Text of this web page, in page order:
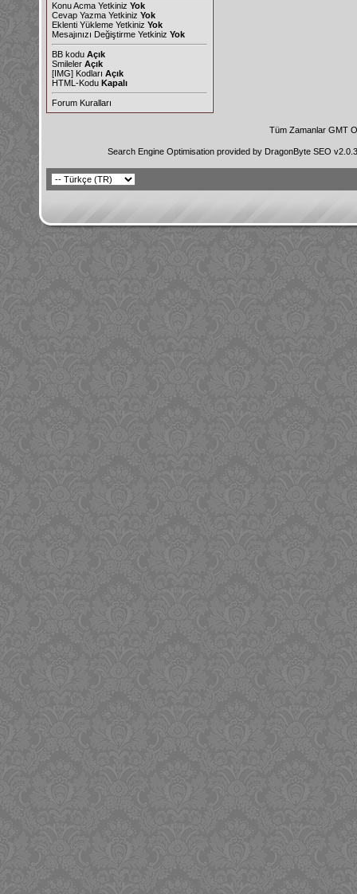
Konu Acma Yetkiniz Yok
Cevap Yazma Yetkiniz Yok
Eklenti Yükleme Yetkiniz Yok
Mesajınızı Değiştirme Yetkiniz Yok
BB kodu Açık
Smileler Açık
[IMG] Kodları Açık
HTML-Kodu Kapalı
Forum Kuralları
Tüm Zamanlar GMT
Search Engine Optimisation provided by DragonByte SEO